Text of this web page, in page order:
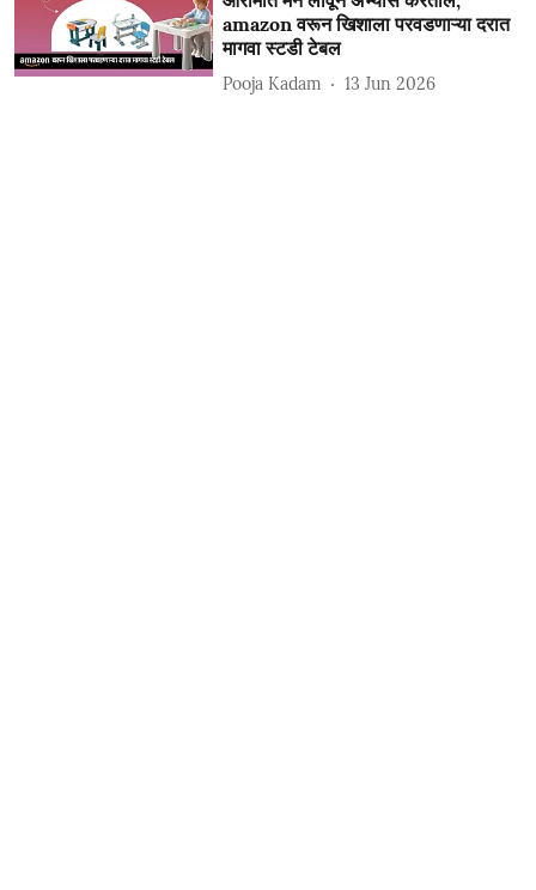
amazon वरून खिशाला परवडणाऱ्या दरात
मागवा स्टडी टेबल
Pooja Kadam 13 Jun 2026